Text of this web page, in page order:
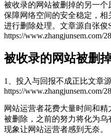
被收录的网站被删掉的另一
保障网络空间的安全稳定，
进行删除处理。 文章源自张俊
https://www.zhangjunsem.com/
被收录的网站被删
1、投入与回报不成正比文章
https://www.zhangjunsem.com/
网站运营者花费大量时间和
被删除，之前的努力将化为
现象让网站运营者感到无奈。